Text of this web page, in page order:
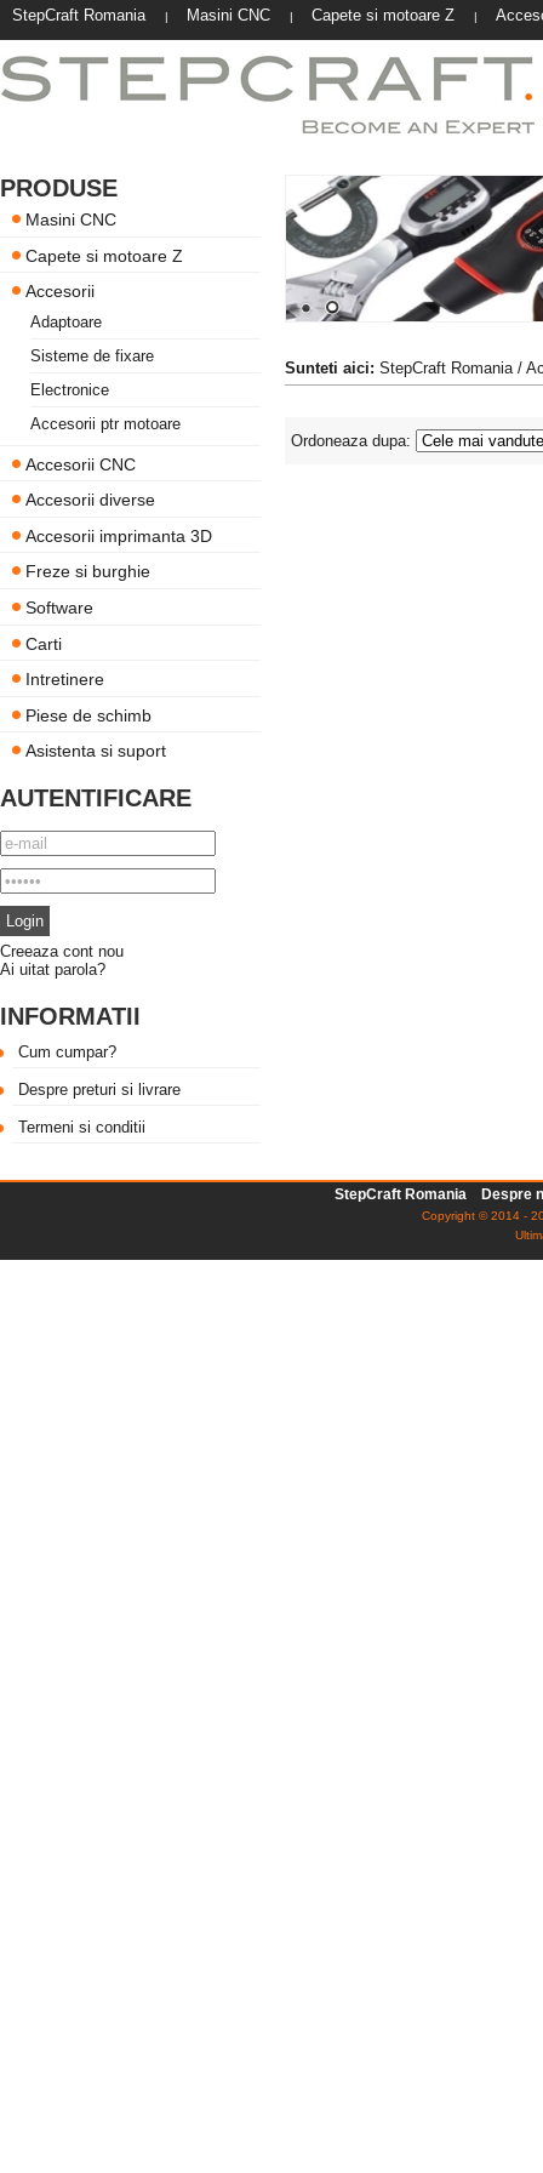
StepCraft Romania | Masini CNC | Capete si motoare Z |
PRODUSE
Masini CNC
Capete si motoare Z
Accesorii
Adaptoare
Sisteme de fixare
Electronice
Accesorii ptr motoare
Accesorii CNC
Accesorii diverse
Accesorii imprimanta 3D
Freze si burghie
Software
Carti
Intretinere
Piese de schimb
Asistenta si suport
AUTENTIFICARE
Creeaza cont nou
Ai uitat parola?
INFORMATII
Cum cumpar?
Despre preturi si livrare
Termeni si conditii
Sunteti aici: StepCraft Romania/
Ordoneaza dupa:
StepCraft Romania Despre
Copyright © 2014 -